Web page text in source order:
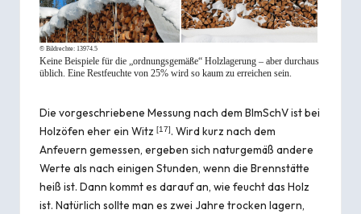
© Bildrechte: 13974.5
Keine Beispiele für die „ordnungsgemäße“ Holzlagerung – aber durchaus
üblich. Eine Restfeuchte von 25% wird so kaum zu erreichen sein.
Die vorgeschriebene Messung nach dem BImSchV ist bei
Holzöfen eher ein Witz [17]. Wird kurz nach dem
Anfeuern gemessen, ergeben sich naturgemäß andere
Werte als nach einigen Stunden, wenn die Brennstätte
heiß ist. Dann kommt es darauf an, wie feucht das Holz
ist. Natürlich sollte man es zwei Jahre trocken lagern,